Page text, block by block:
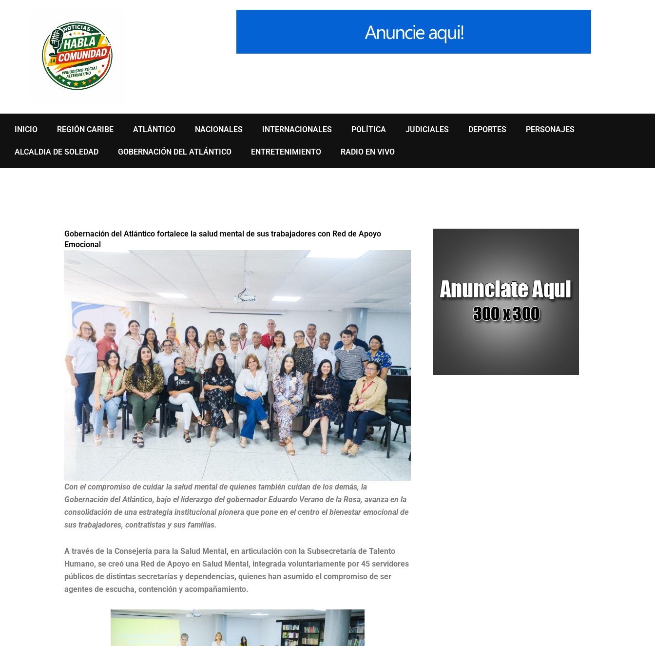
INICIO REGIÓN CARIBE ATLÁNTICO NACIONALES INTERNACIONALES POLÍTICA JUDICIALES DEPORTES PERSONAJES
ALCALDIA DE SOLEDAD GOBERNACIÓN DEL ATLÁNTICO ENTRETENIMIENTO RADIO EN VIVO
Gobernación del Atlántico fortalece la salud mental de sus trabajadores con Red de Apoyo
Emocional
Con el compromiso de cuidar la salud mental de quienes también cuidan de los demás, la
Gobernación del Atlántico, bajo el liderazgo del gobernador Eduardo Verano de la Rosa, avanza en la
consolidación de una estrategia institucional pionera que pone en el centro el bienestar emocional de
sus trabajadores, contratistas y sus familias.
A través de la Consejería para la Salud Mental, en articulación con la Subsecretaría de Talento
Humano, se creó una Red de Apoyo en Salud Mental, integrada voluntariamente por 45 servidores
públicos de distintas secretarías y dependencias, quienes han asumido el compromiso de ser
agentes de escucha, contención y acompañamiento.